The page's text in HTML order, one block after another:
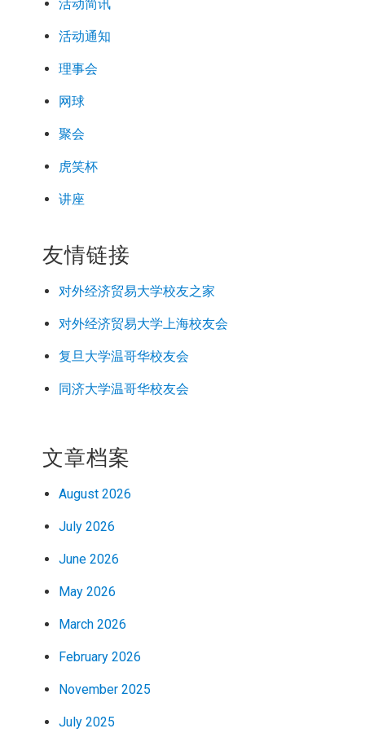
活动简讯
活动通知
理事会
网球
聚会
虎笑杯
讲座
友情链接
对外经济贸易大学校友之家
对外经济贸易大学上海校友会
复旦大学温哥华校友会
同济大学温哥华校友会
文章档案
August 2026
July 2026
June 2026
May 2026
March 2026
February 2026
November 2025
July 2025